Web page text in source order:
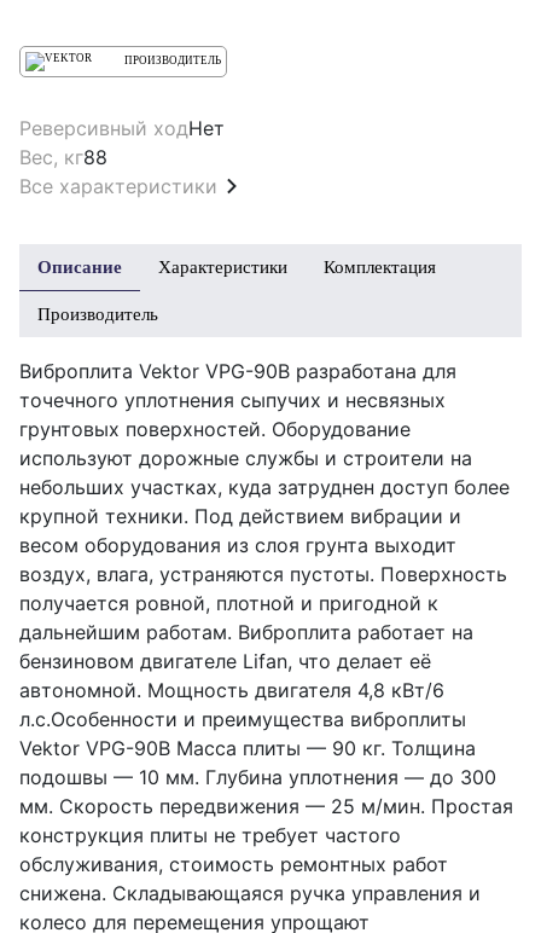
ПРОИЗВОДИТЕЛЬ
Реверсивный ходНет
Вес, кг88
Все характеристики
Описание Характеристики Комплектация
Производитель
Виброплита Vektor VPG-90B разработана для
точечного уплотнения сыпучих и несвязных
грунтовых поверхностей. Оборудование
используют дорожные службы и строители на
небольших участках, куда затруднен доступ более
крупной техники. Под действием вибрации и
весом оборудования из слоя грунта выходит
воздух, влага, устраняются пустоты. Поверхность
получается ровной, плотной и пригодной к
дальнейшим работам. Виброплита работает на
бензиновом двигателе Lifan, что делает её
автономной. Мощность двигателя 4,8 кВт/6
л.с.Особенности и преимущества виброплиты
Vektor VPG-90B Масса плиты — 90 кг. Толщина
подошвы — 10 мм. Глубина уплотнения — до 300
мм. Скорость передвижения — 25 м/мин. Простая
конструкция плиты не требует частого
обслуживания, стоимость ремонтных работ
снижена. Складывающаяся ручка управления и
колесо для перемещения упрощают